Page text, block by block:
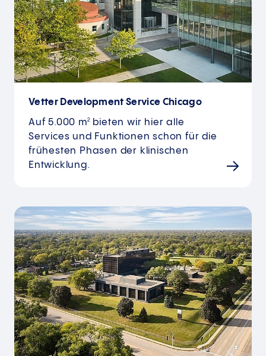
Vetter Development Service Chicago
Auf 5.000 m2
bieten wir hier alle
Services und Funktionen schon für die
frühesten Phasen der klinischen
Entwicklung.